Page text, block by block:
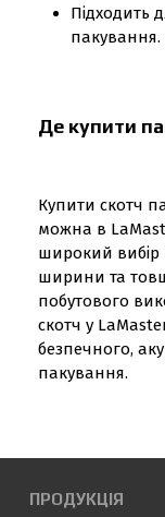
Підходить
пакування.
Де купити
Купити скотч
можна в
широкий вибір
ширини та
побутового
скотч у
безпечного,
пакування.
ПРОДУКЦІЯ